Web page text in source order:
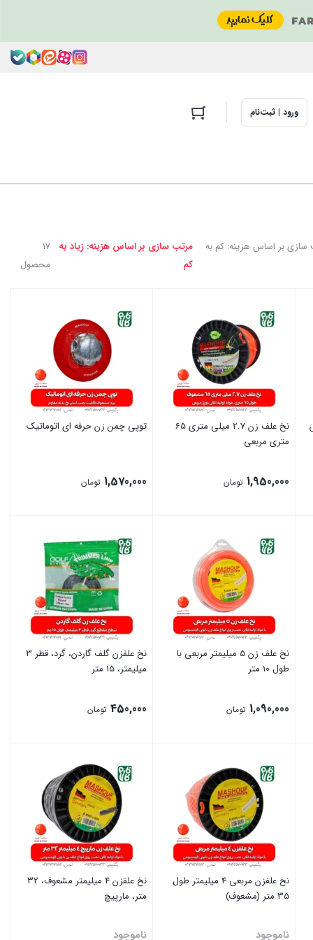
ورود | ثبت‌نام
17
محصول
سازی بر اساس هزینه: کم به
مرتب سازی بر اساس هزینه: زیاد به
کم
نخ علف زن 2.7 میلی متری 65
متری مربعی
1,950,000 تومان
توپی چمن زن حرفه ای اتوماتیک
1,570,000 تومان
نخ علف زن 5 میلیمتر مربعی با
طول 10 متر
1,090,000 تومان
نخ علفزن گلف گاردن، گرد، قطر 3
میلیمتر، 15 متر
450,000 تومان
نخ علفزن مربعی 4 میلیمتر طول
35 متر (مشعوف)
ناموجود
نخ علفزن 4 میلیمتر مشعوف، 32
متر، مارپیچ
ناموجود